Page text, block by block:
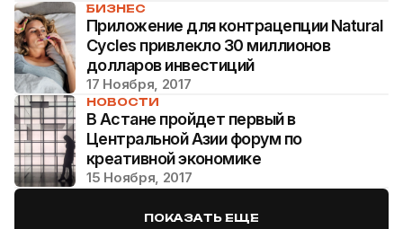
БИЗНЕС
Приложение для контрацепции Natural
Cycles привлекло 30 миллионов
долларов инвестиций
17 Ноября, 2017
НОВОСТИ
В Астане пройдет первый в
Центральной Азии форум по
креативной экономике
15 Ноября, 2017
ПОКАЗАТЬ ЕЩЕ